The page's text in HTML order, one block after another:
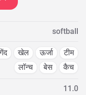
softball
गेंद खेल ऊर्जा
टीम
लॉन्च
बेस कैच
11.0